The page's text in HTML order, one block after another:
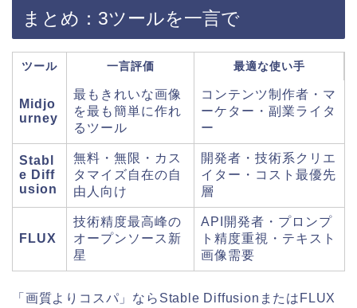
まとめ：3ツールを一言で
ツール 一言評価 最適な使い手
Midjo
urney
最もきれいな画像
を最も簡単に作れ
るツール
コンテンツ制作者・マ
ーケター・副業ライタ
ー
Stabl
e Diff
usion
無料・無限・カス
タマイズ自在の自
由人向け
開発者・技術系クリエ
イター・コスト最優先
層
FLUX
技術精度最高峰の
オープンソース新
星
API開発者・プロンプ
ト精度重視・テキスト
画像需要
「画質よりコスパ」ならStable DiffusionまたはFLUX